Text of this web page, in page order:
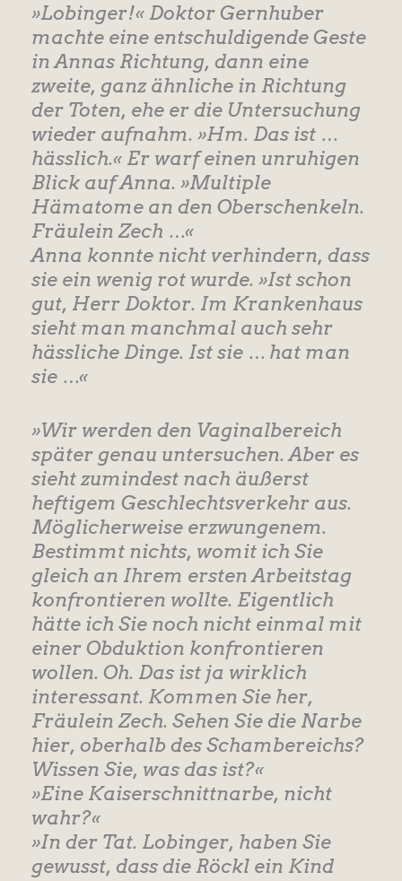
»Lobinger!« Doktor Gernhuber
machte eine entschuldigende Geste
in Annas Richtung, dann eine
zweite, ganz ähnliche in Richtung
der Toten, ehe er die Untersuchung
wieder aufnahm. »Hm. Das ist …
hässlich.« Er warf einen unruhigen
Blick auf Anna. »Multiple
Hämatome an den Oberschenkeln.
Fräulein Zech …«
Anna konnte nicht verhindern, dass
sie ein wenig rot wurde. »Ist schon
gut, Herr Doktor. Im Krankenhaus
sieht man manchmal auch sehr
hässliche Dinge. Ist sie … hat man
sie …«
»Wir werden den Vaginalbereich
später genau untersuchen. Aber es
sieht zumindest nach äußerst
heftigem Geschlechtsverkehr aus.
Möglicherweise erzwungenem.
Bestimmt nichts, womit ich Sie
gleich an Ihrem ersten Arbeitstag
konfrontieren wollte. Eigentlich
hätte ich Sie noch nicht einmal mit
einer Obduktion konfrontieren
wollen. Oh. Das ist ja wirklich
interessant. Kommen Sie her,
Fräulein Zech. Sehen Sie die Narbe
hier, oberhalb des Schambereichs?
Wissen Sie, was das ist?«
»Eine Kaiserschnittnarbe, nicht
wahr?«
»In der Tat. Lobinger, haben Sie
gewusst, dass die Röckl ein Kind